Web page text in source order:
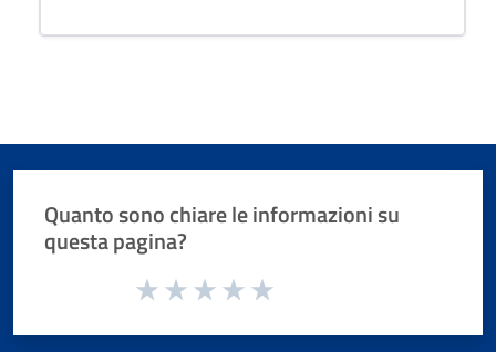
Quanto sono chiare le informazioni su
questa pagina?
Valuta da 1 a 5 stelle la pagina